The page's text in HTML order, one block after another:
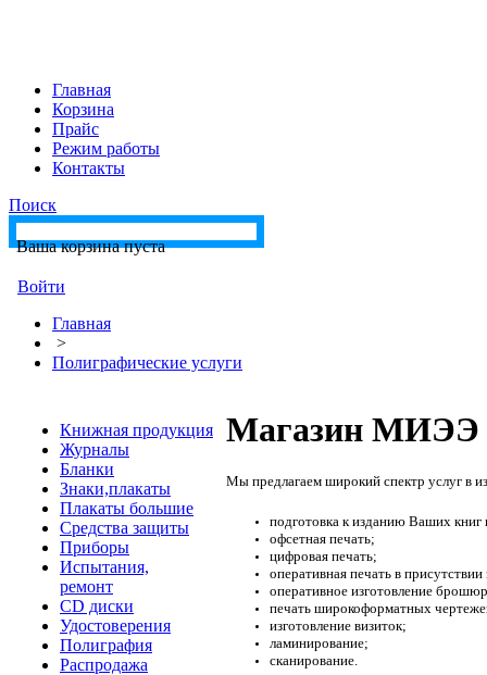
Главная
Корзина
Прайс
Режим работы
Контакты
Поиск
Ваша корзина пуста
Войти
Главная
>
Полиграфические услуги
Книжная продукция
Журналы
Бланки
Знаки,плакаты
Плакаты большие
Средства защиты
Приборы
Испытания,
ремонт
CD диски
Удостоверения
Полиграфия
Распродажа
Магазин МИЭЭ
Мы предлагаем широкий спектр услуг в
подготовка к изданию Ваших
офсетная печать;
цифровая печать;
оперативная печать в
оперативное изготовление
печать широкоформатных
изготовление визиток;
ламинирование;
сканирование.